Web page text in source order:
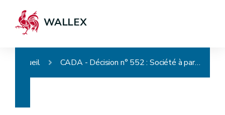
WALLEX
Accueil CADA - Décision n° 552 : Société à participation publique locale significative – Marché public – Vie privée – Secret d'affaires – Communication partielle